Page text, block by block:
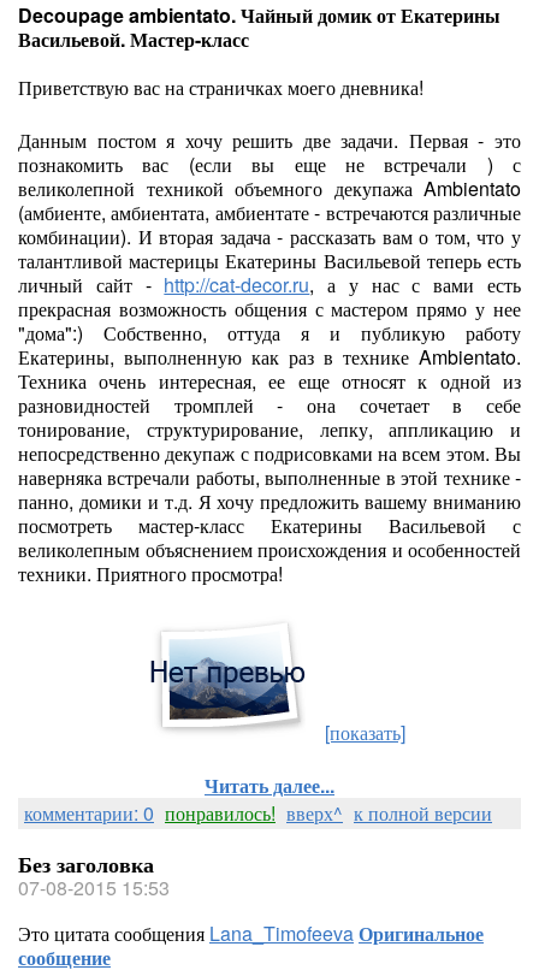
Decoupage ambientato. Чайный домик от Екатерины
Васильевой. Мастер-класс
Приветствую вас на страничках моего дневника!
Данным постом я хочу решить две задачи. Первая - это
познакомить вас (если вы еще не встречали ) с
великолепной техникой объемного декупажа Ambientato
(амбиенте, амбиентата, амбиентате - встречаются различные
комбинации). И вторая задача - рассказать вам о том, что у
талантливой мастерицы Екатерины Васильевой теперь есть
личный сайт - http://cat-decor.ru, а у нас с вами есть
прекрасная возможность общения с мастером прямо у нее
"дома":) Собственно, оттуда я и публикую работу
Екатерины, выполненную как раз в технике Ambientato.
Техника очень интересная, ее еще относят к одной из
разновидностей тромплей - она сочетает в себе
тонирование, структурирование, лепку, аппликацию и
непосредственно декупаж с подрисовками на всем этом. Вы
наверняка встречали работы, выполненные в этой технике -
панно, домики и т.д. Я хочу предложить вашему вниманию
посмотреть мастер-класс Екатерины Васильевой с
великолепным объяснением происхождения и особенностей
техники. Приятного просмотра!
[показать]
Читать далее...
комментарии: 0 понравилось! вверх^ к полной версии
Без заголовка
07-08-2015 15:53
Это цитата сообщения Lana_TimofeevaОригинальное
сообщение